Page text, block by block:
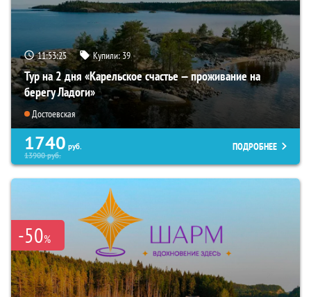
11:53:24 Купили:39
Тур на 2 дня «Карельское счастье — проживание на
берегу Ладоги»
Достоевская
1740 руб.
13900руб.
ПОДРОБНЕЕ
-50%